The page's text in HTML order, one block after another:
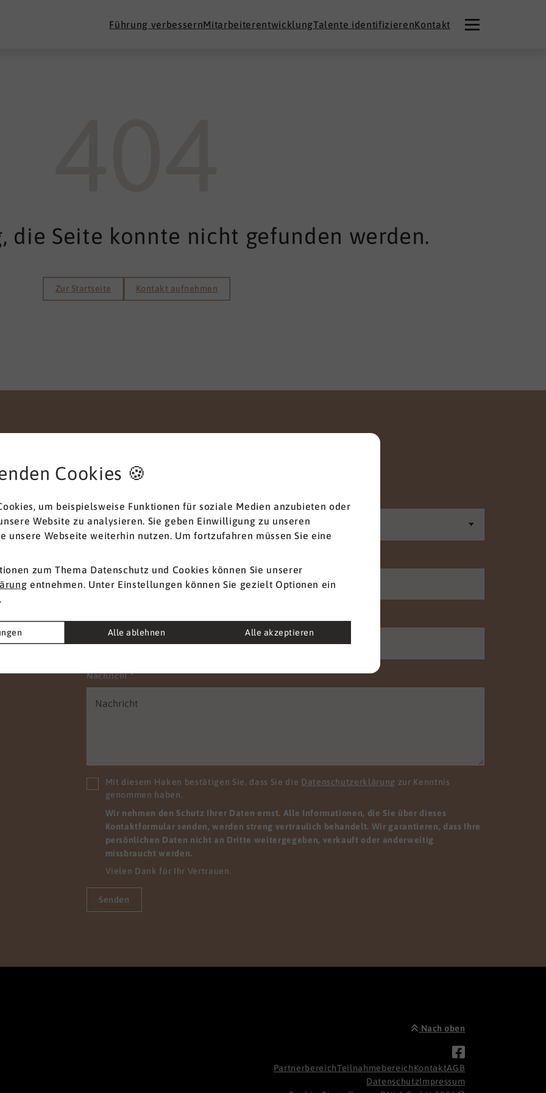
Führung verbessernMitarbeiterentwicklungTalente identifizierenKontakt
die Seite konnte nicht gefunden werden.
Zur Startseite Kontakt aufnehmen
Nachricht*
Mit diesem Haken bestätigen Sie, dass Sie die Datenschutzerklärung zur Kenntnis
genommen haben.
Wir nehmen den Schutz Ihrer Daten ernst. Alle Informationen, die Sie über dieses
Kontaktformular senden, werden streng vertraulich behandelt. Wir garantieren, dass Ihre
persönlichen Daten nicht an Dritte weitergegeben, verkauft oder anderweitig
missbraucht werden.
Vielen Dank für Ihr Vertrauen.
Senden
Nach oben
PartnerbereichTeilnahmebereichKontaktAGB
DatenschutzImpressum
Cookies 🍪
um beispielsweise Funktionen für soziale Medien anzubieten oder
Website zu analysieren. Sie geben Einwilligung zu unseren
unsere Webseite weiterhin nutzen. Um fortzufahren müssen Sie eine
zum Thema Datenschutz und Cookies können Sie unserer
entnehmen. Unter Einstellungen können Sie gezielt Optionen ein
Alle ablehnen Alle akzeptieren